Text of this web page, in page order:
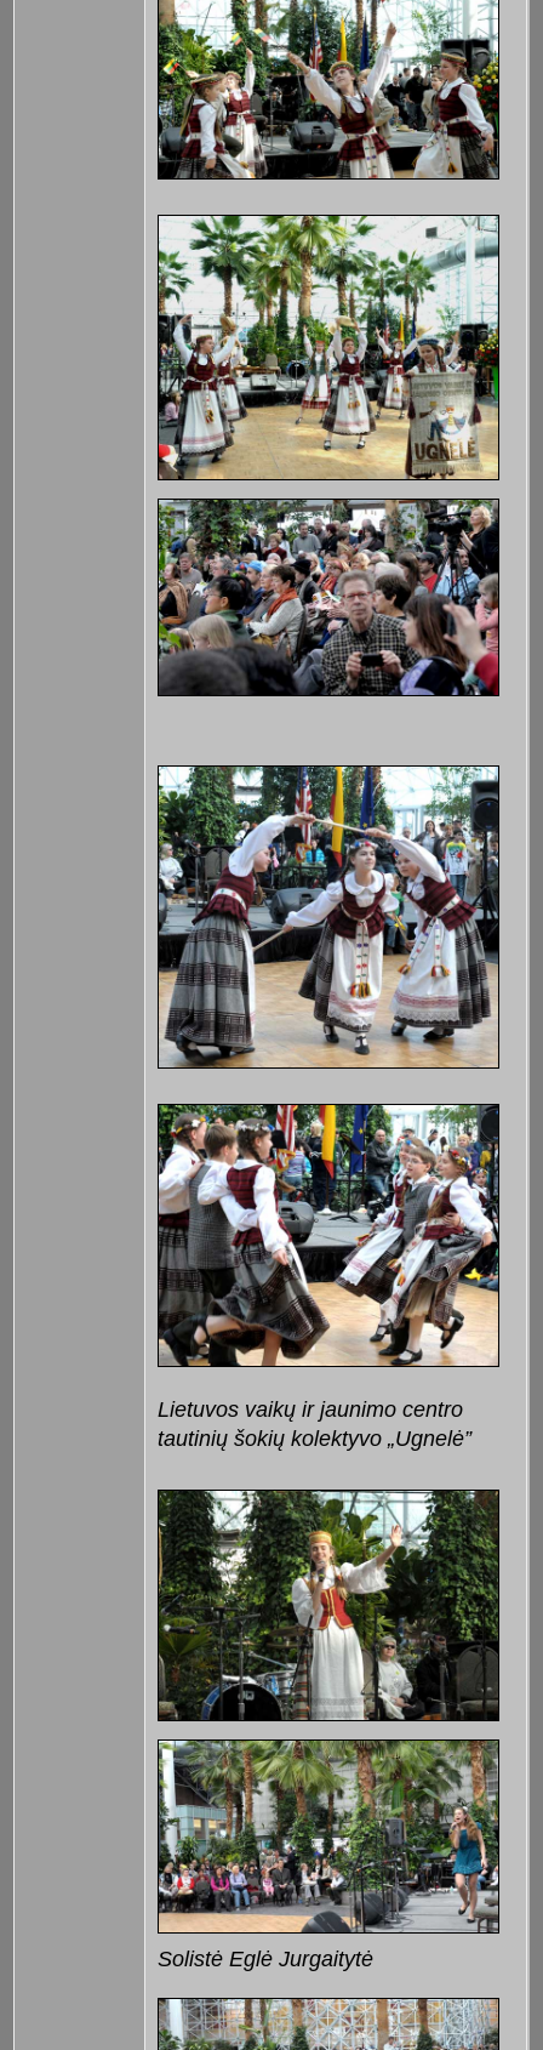
Lietuvos vaikų ir jaunimo centro
tautinių šokių kolektyvo „Ugnelė”
Solistė Eglė Jurgaitytė